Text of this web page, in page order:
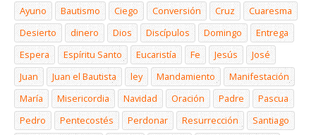
Ayuno
Bautismo Ciego Conversión Cruz
Cuaresma
Desierto
dinero Dios Discípulos Domingo
Entrega
Espera
Espíritu Santo Eucaristía Fe Jesús
José
Juan
Juan el Bautista ley Mandamiento
Manifestación
María
Misericordia Navidad Oración Padre
Pascua
Pedro
Pentecostés Perdonar Resurrección
Santiago